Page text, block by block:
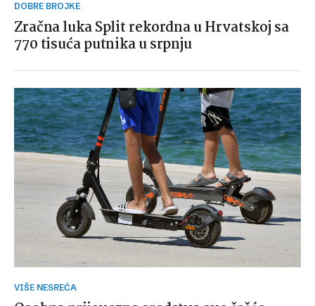
DOBRE BROJKE
Zračna luka Split rekordna u Hrvatskoj sa
770 tisuća putnika u srpnju
VIŠE NESREĆA